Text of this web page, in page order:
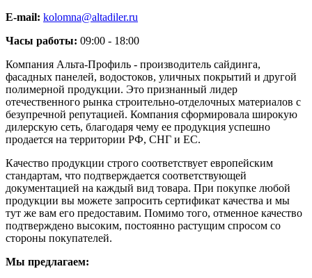
E-mail: kolomna@altadiler.ru
Часы работы: 09:00 - 18:00
Компания Альта-Профиль - производитель сайдинга,
фасадных панелей, водостоков, уличных покрытий и другой
полимерной продукции. Это признанный лидер
отечественного рынка строительно-отделочных материалов с
безупречной репутацией. Компания сформировала широкую
дилерскую сеть, благодаря чему ее продукция успешно
продается на территории РФ, СНГ и ЕС.
Качество продукции строго соответствует европейским
стандартам, что подтверждается соответствующей
документацией на каждый вид товара. При покупке любой
продукции вы можете запросить сертификат качества и мы
тут же вам его предоставим. Помимо того, отменное качество
подтверждено высоким, постоянно растущим спросом со
стороны покупателей.
Мы предлагаем: